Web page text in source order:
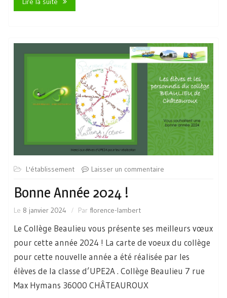
L'établissement Laisser un commentaire
Bonne Année 2024 !
Le 8 janvier 2024 Par florence-lambert
Le Collège Beaulieu vous présente ses meilleurs vœux
pour cette année 2024 ! La carte de voeux du collège
pour cette nouvelle année a été réalisée par les
élèves de la classe d’UPE2A . Collège Beaulieu 7 rue
Max Hymans 36000 CHÂTEAUROUX